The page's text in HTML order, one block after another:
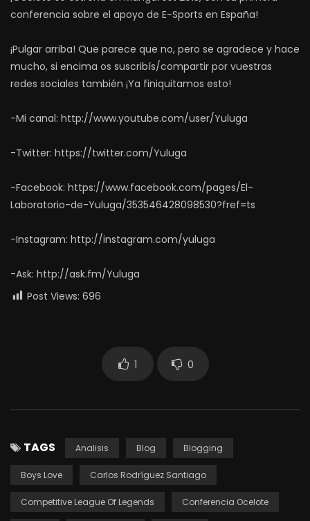
conferencia sobre el apoyo de E-Sports en España!
¡Pulgar arriba! Que parece que no, pero se agradece y hace
mucho, si encima os suscribís/compartir por vuestras
redes sociales también ¡Ya finiquitamos esto!
-Mi canal: http://www.youtube.com/user/Yuluga
-Twitter: https://twitter.com/Yuluga
-Facebook: https://www.facebook.com/pages/El-
Laboratorio-de-Yuluga/353546428098530?fref=ts
-Instagram: http://instagram.com/yuluga
-Ask: http://ask.fm/Yuluga
Post Views: 696
1 0
TAGS Analisis Blog Blogging
Boys Love Carlos Rodríguez Santiago
Competitive League Of Legends Conferencia Ocelote